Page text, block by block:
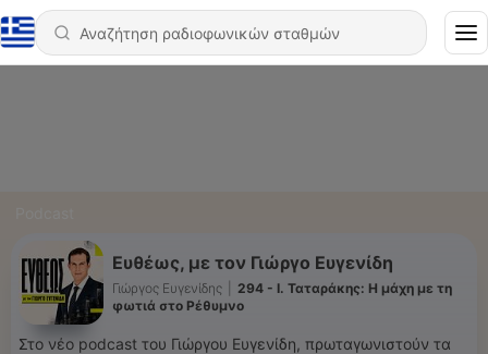
Ευθέως, με τον Γιώργο Ευγενίδη
Γιώργος Ευγενίδης
294 - Ι. Ταταράκης: Η μάχη με τη
φωτιά στο Ρέθυμνο
Στο νέο podcast του Γιώργου Ευγενίδη, πρωταγωνιστούν τα